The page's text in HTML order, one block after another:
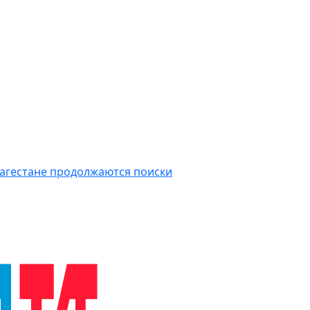
продолжаются поиски